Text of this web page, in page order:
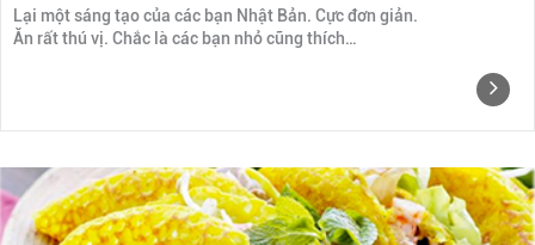
Lại một sáng tạo của các bạn Nhật Bản. Cực đơn giản.
Ăn rất thú vị. Chắc là các bạn nhỏ cũng thích…